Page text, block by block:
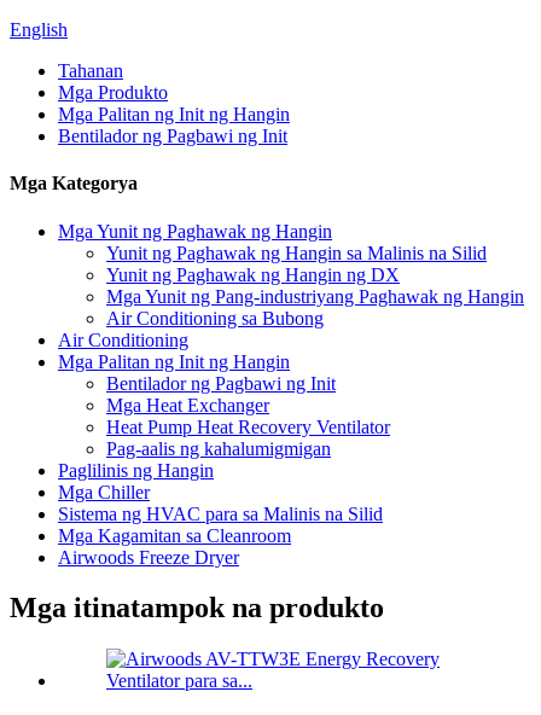
English
Tahanan
Mga Produkto
Mga Palitan ng Init ng Hangin
Bentilador ng Pagbawi ng Init
Mga Kategorya
Mga Yunit ng Paghawak ng Hangin
Yunit ng Paghawak ng Hangin sa Malinis na Silid
Yunit ng Paghawak ng Hangin ng DX
Mga Yunit ng Pang-industriyang Paghawak ng Hangin
Air Conditioning sa Bubong
Air Conditioning
Mga Palitan ng Init ng Hangin
Bentilador ng Pagbawi ng Init
Mga Heat Exchanger
Heat Pump Heat Recovery Ventilator
Pag-aalis ng kahalumigmigan
Paglilinis ng Hangin
Mga Chiller
Sistema ng HVAC para sa Malinis na Silid
Mga Kagamitan sa Cleanroom
Airwoods Freeze Dryer
Mga itinatampok na produkto